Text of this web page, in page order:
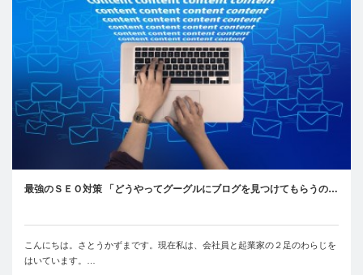
最強のＳＥＯ対策 「どうやってグーグルにブログを見つけてもらうの…
こんにちは。さとうかずまです。現在私は、会社員と起業家の２足のわらじを
はいています。…